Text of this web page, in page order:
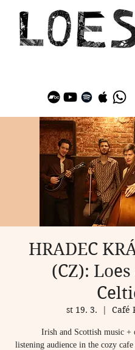
HRADEC
(CZ):
st 19. 3.
  |
Café
Irish and Scottish music +
listening audience in the cozy